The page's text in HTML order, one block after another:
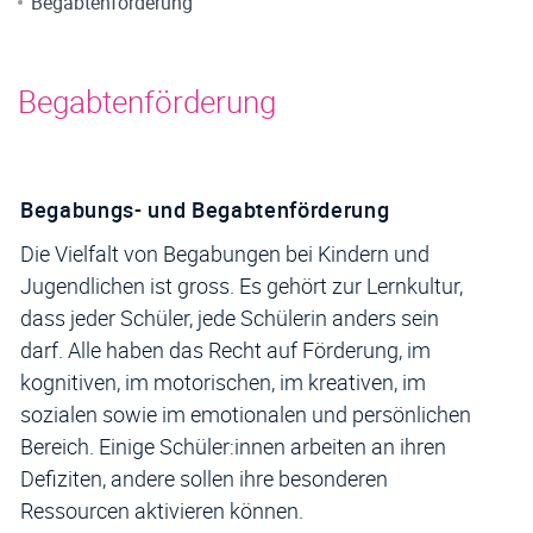
Begabtenförderung
Begabungs- und Begabtenförderung
Die Vielfalt von Begabungen bei Kindern und
Jugendlichen ist gross. Es gehört zur Lernkultur,
dass jeder Schüler, jede Schülerin anders sein
darf. Alle haben das Recht auf Förderung, im
kognitiven, im motorischen, im kreativen, im
sozialen sowie im emotionalen und persönlichen
Bereich. Einige Schüler:innen arbeiten an ihren
Defiziten, andere sollen ihre besonderen
Ressourcen aktivieren können.